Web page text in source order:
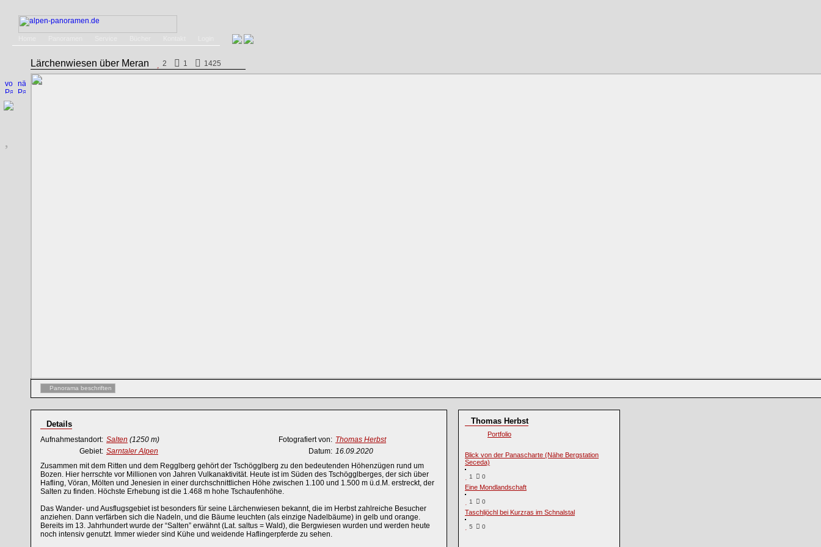
Lärchenwiesen über Meran 2 1 1425
Panorama beschriften
Details
Aufnahmestandort: Salten (1250 m) Fotografiert von: Thomas Herbst
Gebiet: Sarntaler Alpen Datum: 16.09.2020
Zusammen mit dem Ritten und dem Regglberg gehört der Tschögglberg zu den bedeutenden Höhenzügen rund um
Bozen. Hier herrschte vor Millionen von Jahren Vulkanaktivität. Heute ist im Süden des Tschögglberges, der sich über
Hafling, Vöran, Mölten und Jenesien in einer durchschnittlichen Höhe zwischen 1.100 und 1.500 m ü.d.M. erstreckt, der
Salten zu finden. Höchste Erhebung ist die 1.468 m hohe Tschaufenhöhe.
Das Wander- und Ausflugsgebiet ist besonders für seine Lärchenwiesen bekannt, die im Herbst zahlreiche Besucher
anziehen. Dann verfärben sich die Nadeln, und die Bäume leuchten (als einzige Nadelbäume) in gelb und orange.
Bereits im 13. Jahrhundert wurde der “Salten” erwähnt (Lat. saltus = Wald), die Bergwiesen wurden und werden heute
noch intensiv genutzt. Immer wieder sind Kühe und weidende Haflingerpferde zu sehen.
Thomas Herbst
Portfolio
Blick von der Panascharte (Nähe Bergstation
Seceda)
1 0
Eine Mondlandschaft
1 0
Taschljöchl bei Kurzras im Schnalstal
5 0